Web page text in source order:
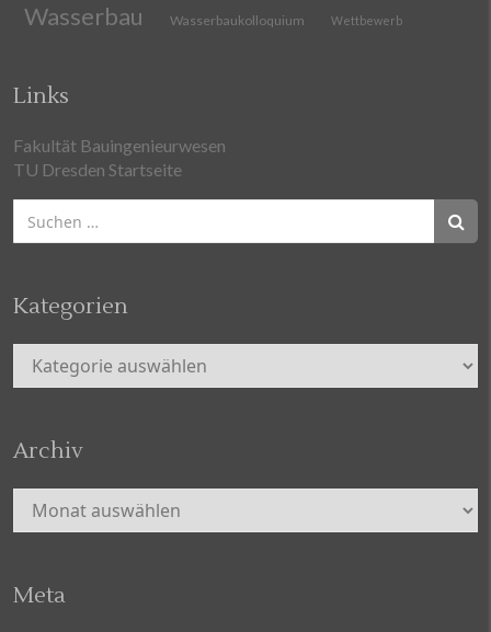
Wasserbau Wasserbaukolloquium Wettbewerb
Links
Fakultät Bauingenieurwesen
TU Dresden Startseite
nach:
Kategorien
Kategorien
Archiv
Archiv
Meta